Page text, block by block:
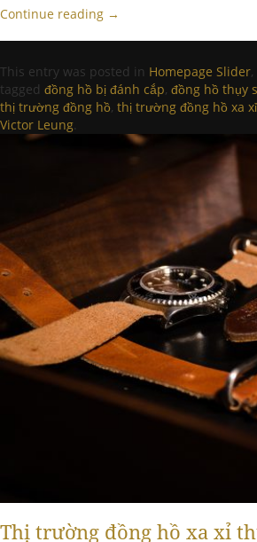
Continue reading →
This entry was posted in Homepage Slider,
tagged đồng hồ bị đánh cắp, đồng hồ thụy
thị trường đồng hồ, thị trường đồng hồ xa xỉ
Victor Leung.
Thị trường đồng hồ xa xỉ